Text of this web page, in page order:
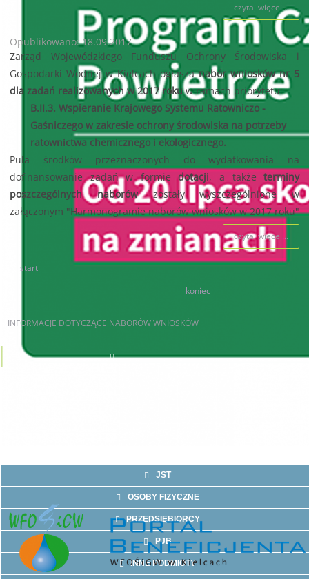
czytaj więcej...
Opublikowano: 18.09.2017
Zarząd Wojewódzkiego Funduszu Ochrony Środowiska i
Gospodarki Wodnej w Kielcach ogłaszanabór wniosków nr 5
dla zadań realizowanych w 2017 roku w ramach priorytetu:
B.II.3. Wspieranie Krajowego Systemu Ratowniczo -
Gaśniczego w zakresie ochrony środowiska na potrzeby
ratownictwa chemicznego i ekologicznego.
Pula środków przeznaczonych do wydatkowania na
dofinansowanie zadań w formiedotacji, a takżeterminy
poszczególnych naborówzostały wyszczególnione w
załączonym "Harmonogramie naborów wniosków w 2017 roku"
czytaj więcej...
start 92 93 94 95 96 97 98
99
koniec
INFORMACJE DOTYCZĄCE NABORÓW WNIOSKÓW
AKTUALNE NABORY
JST
OSOBY FIZYCZNE
PRZEDSIĘBIORCY
PJB
INNE PODMIOTY